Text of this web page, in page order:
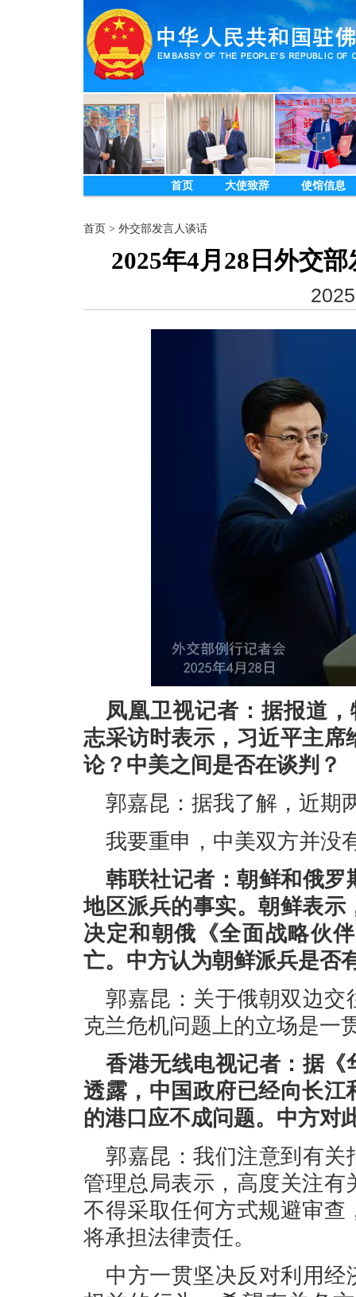
首页 大使致辞 使馆信息
首页 > 外交部发言人谈话
2025年4月28日外交
凤凰卫视记者：据报道
志采访时表示，习近平主
论？中美之间是否在谈判？
郭嘉昆：据我了解，近期
我要重申，中美双方并没
韩联社记者：朝鲜和俄罗
地区派兵的事实。朝鲜表
决定和朝俄《全面战略伙
亡。中方认为朝鲜派兵是否
郭嘉昆：关于俄朝双边交
克兰危机问题上的立场是一
香港无线电视记者：据《
透露，中国政府已经向长
的港口应不成问题。中方对
郭嘉昆：我们注意到有关
管理总局表示，高度关注
不得采取任何方式规避审
将承担法律责任。
中方一贯坚决反对利用